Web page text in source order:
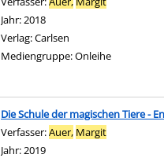
Jahr:2018
Verlag:Carlsen
Mediengruppe:Onleihe
Die Schule der magischen Tiere -
Verfasser:Auer, Margit
Jahr:2019